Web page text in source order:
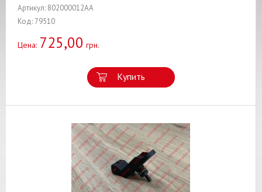
Артикул: 802000012AA
Код: 79510
Цена: 725,00 грн.
Купить